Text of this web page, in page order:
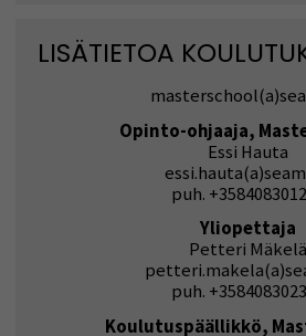
LISÄTIETOA
Opinto-ohjaaja,
Essi Hauta
puh.
Yliopettaja
Petteri Mäkelä
puh.
Koulutuspäällikkö,